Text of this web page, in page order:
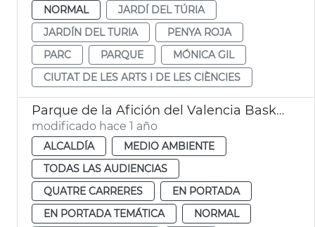
NORMAL
JARDÍ DEL TÚRIA
JARDÍN DEL TURIA
PENYA ROJA
PARC
PARQUE
MÓNICA GIL
CIUTAT DE LES ARTS I DE LES CIÈNCIES
Parque de la Afición del Valencia Basket
modificado hace 1 año
ALCALDÍA
MEDIO AMBIENTE
TODAS LAS AUDIENCIAS
QUATRE CARRERES
EN PORTADA
EN PORTADA TEMÁTICA
NORMAL